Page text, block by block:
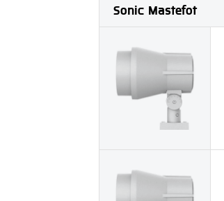
Sonic Mastefot